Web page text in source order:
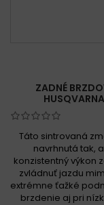
ZADNÉ
Táto sintrovaná
navrhnutá tak,
konzistentný výkon
zvládnuť jazdu
extrémne ťažké
brzdenie aj pri